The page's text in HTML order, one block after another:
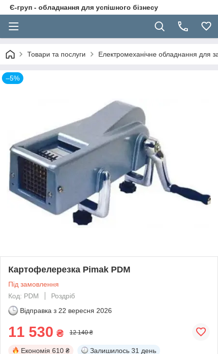
Є-груп - обладнання для успішного бізнесу
Товари та послуги Електромеханічне обладнання для
–5%
Картофелерезка Pimak PDM
Під замовлення
Код: PDM
Роздріб
Відправка з 22 вересня 2026
11 530 ₴ 12 140 ₴
Економія 610 ₴ Залишилось 31 день